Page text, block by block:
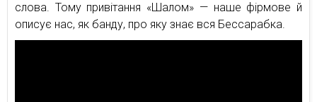
слова. Тому привітання «Шалом» — наше фірмове й
описує нас, як банду, про яку знає вся Бессарабка.